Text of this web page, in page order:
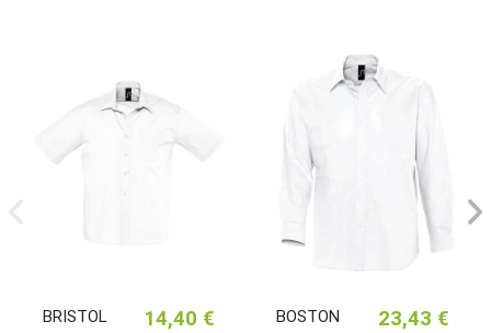
BRISTOL 14,40 € BOSTON 23,43 €